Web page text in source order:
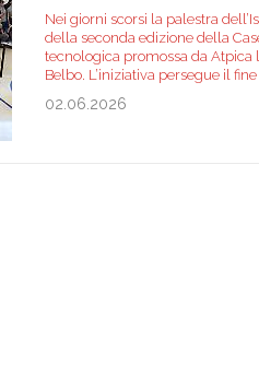
Nei giorni scorsi la palestra
della seconda edizione della
tecnologica promossa da Atpica
Belbo. L’iniziativa persegue il fine
02.06.2026